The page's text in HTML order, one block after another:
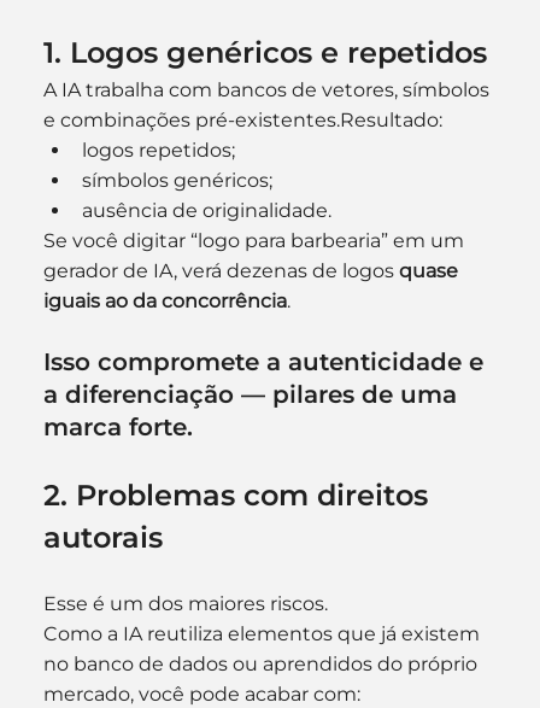
1. Logos genéricos e repetidos
A IA trabalha com bancos de vetores, símbolos
e combinações pré-existentes.Resultado:
logos repetidos;
símbolos genéricos;
ausência de originalidade.
Se você digitar “logo para barbearia” em um
gerador de IA, verá dezenas de logos quase
iguais ao da concorrência.
Isso compromete a autenticidade e
a diferenciação — pilares de uma
marca forte.
2. Problemas com direitos
autorais
Esse é um dos maiores riscos.
Como a IA reutiliza elementos que já existem
no banco de dados ou aprendidos do próprio
mercado, você pode acabar com: